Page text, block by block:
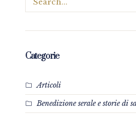
Categorie
Articoli
Benedizione serale e storie di